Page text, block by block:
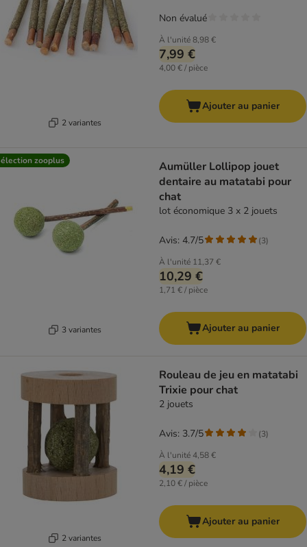
2 variantes
À l'unité8,98 €
7,99 €
4,00 € / pièce
Non évalué
Ajouter au panier
zooplus
3 variantes
Aumüller Lollipop jouet
dentaire au matatabi pour
chat
lot économique 3 x 2 jouets
À l'unité 11,37 €
10,29 €
1,71 € / pièce
Avis: 4.7/5 (3)
Ajouter au panier
2 variantes
Rouleau de jeu en matatabi
Trixie pour chat
2 jouets
À l'unité4,58 €
4,19 €
2,10 € / pièce
Avis: 3.7/5 (3)
Ajouter au panier